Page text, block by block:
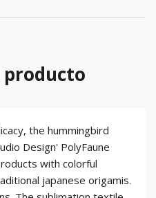
the hummingbird
Design' PolyFaune
with colorful
japanese origamis.